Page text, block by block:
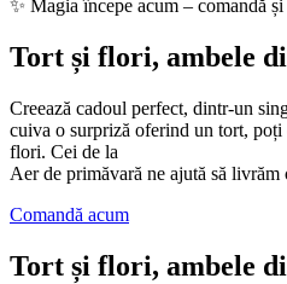
✨ Magia începe acum – comandă
Tort și flori, ambele
Creează cadoul perfect, dintr-un
cuiva o surpriză oferind un tort, poți
flori. Cei de la
Aer de primăvară ne ajută să
Comandă acum
Tort și flori, ambele